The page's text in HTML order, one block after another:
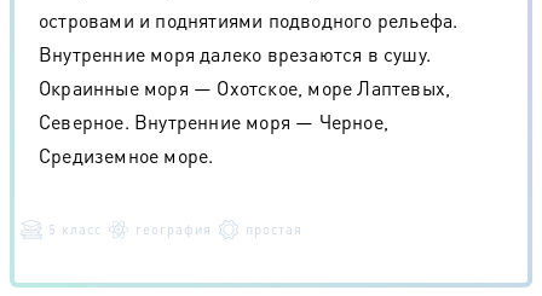
островами и поднятиями подводного рельефа.
Внутренние моря далеко врезаются в сушу.
Окраинные моря — Охотское, море Лаптевых,
Северное. Внутренние моря — Черное,
Средиземное море.
5 класс география простая